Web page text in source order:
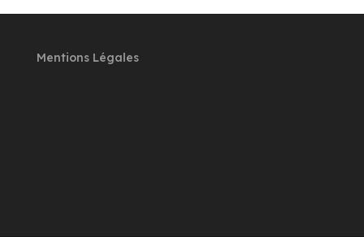
Mentions Légales